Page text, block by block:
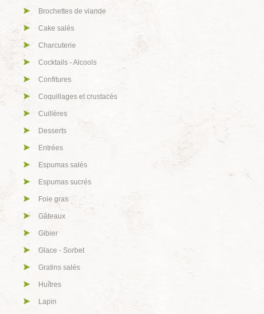
Brochettes de viande
Cake salés
Charcuterie
Cocktails - Alcools
Confitures
Coquillages et crustacés
Cuillères
Desserts
Entrées
Espumas salés
Espumas sucrés
Foie gras
Gâteaux
Gibier
Glace - Sorbet
Gratins salés
Huîtres
Lapin